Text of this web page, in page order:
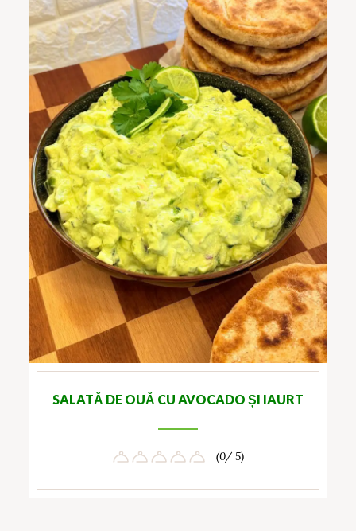
SALATĂ DE OUĂ CU AVOCADO ȘI IAURT
(0/ 5)